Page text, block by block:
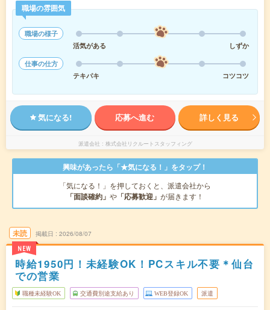
職場の雰囲気
職場の様子
活気がある
しずか
仕事の仕方
テキパキ
コツコツ
気になる! 応募へ進む 詳しく見る
派遣会社 株式会社リクルートスタッフィング
興味があったら「★気になる！」をタップ！
「気になる！」を押しておくと、派遣会社から
「面談確約」 や 「応募歓迎」 が届きます！
未読
NEW
掲載日 2026/08/07
時給1950円！未経験OK！PCスキル不要＊仙台
での営業
職種未経験OK 交通費別途支給あり WEB登録OK 派遣